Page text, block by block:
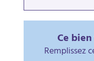
Ce
Remplissez